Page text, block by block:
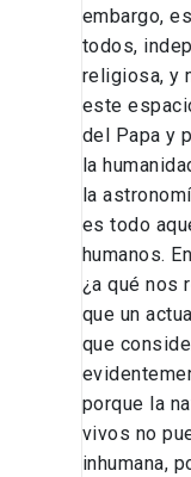
embargo,
todos,
religiosa, y
este
del Papa y
la
la
es todo
humanos.
¿a qué nos
que un
que
porque la
vivos no
inhumana,